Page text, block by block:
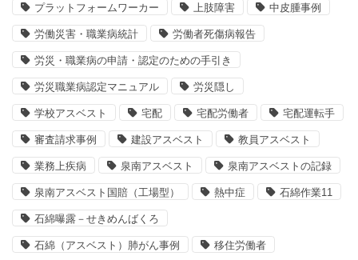
プラットフォームワーカー 上肢障害 中皮腫事例
労働災害・職業病統計 労働者死傷病報告
労災・職業病の申請・認定のための手引き
労災職業病認定マニュアル 労災隠し
学校アスベスト 宅配 宅配労働者 宅配運転手
審査請求事例 建設アスベスト 教員アスベスト
業務上疾病 泉南アスベスト 泉南アスベストの記録
泉南アスベスト国賠（工場型） 熱中症 石綿作業11
石綿曝露－せきめんばくろ
石綿（アスベスト）肺がん事例 移住労働者